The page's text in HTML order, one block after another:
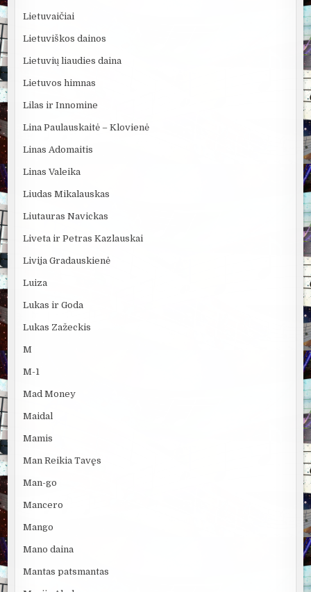
Lietuvaičiai
Lietuviškos dainos
Lietuvių liaudies daina
Lietuvos himnas
Lilas ir Innomine
Lina Paulauskaitė – Klovienė
Linas Adomaitis
Linas Valeika
Liudas Mikalauskas
Liutauras Navickas
Liveta ir Petras Kazlauskai
Livija Gradauskienė
Luiza
Lukas ir Goda
Lukas Zažeckis
M
M-1
Mad Money
Maidal
Mamis
Man Reikia Tavęs
Man-go
Mancero
Mango
Mano daina
Mantas patsmantas